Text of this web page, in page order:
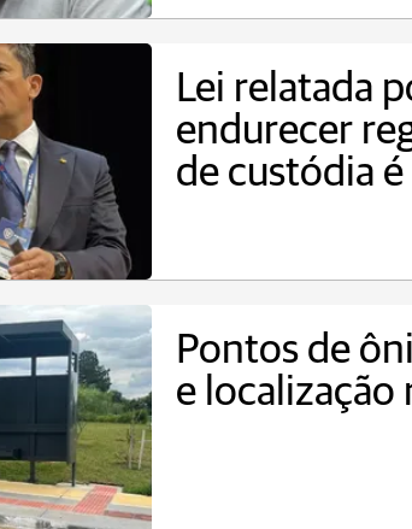
Lei relatada
endurecer
de custódia
Pontos de
e localização